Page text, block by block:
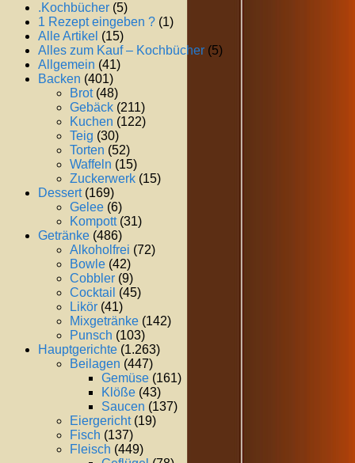
.Kochbücher (5)
1 Rezept eingeben ? (1)
Alle Artikel (15)
Alles zum Kauf – Kochbücher (5)
Allgemein (41)
Backen (401)
Brot(48)
Gebäck (211)
Kuchen (122)
Teig (30)
Torten (52)
Waffeln (15)
Zuckerwerk (15)
Dessert(169)
Gelee (6)
Kompott(31)
Getränke (486)
Alkoholfrei (72)
Bowle (42)
Cobbler (9)
Cocktail (45)
Likör (41)
Mixgetränke (142)
Punsch (103)
Hauptgerichte (1.263)
Beilagen (447)
Gemüse (161)
Klöße (43)
Saucen (137)
Eiergericht(19)
Fisch (137)
Fleisch (449)